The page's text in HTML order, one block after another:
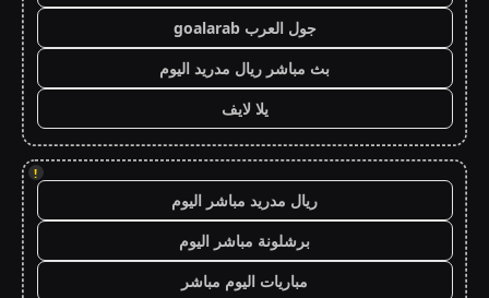
جول العرب goalarab
بث مباشر ريال مدريد اليوم
يلا لايف
!
ريال مدريد مباشر اليوم
برشلونة مباشر اليوم
مباريات اليوم مباشر